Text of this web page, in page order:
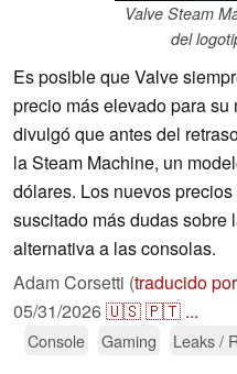
Valve Steam
del
Es posible que Valve
precio más elevado para
divulgó que antes del
la Steam Machine, un
dólares. Los nuevos
suscitado más dudas sobre
alternativa a las consolas.
Adam Corsetti (traducido por
05/31/2026🇺🇸🇵🇹 ...
Console Gaming Leaks /